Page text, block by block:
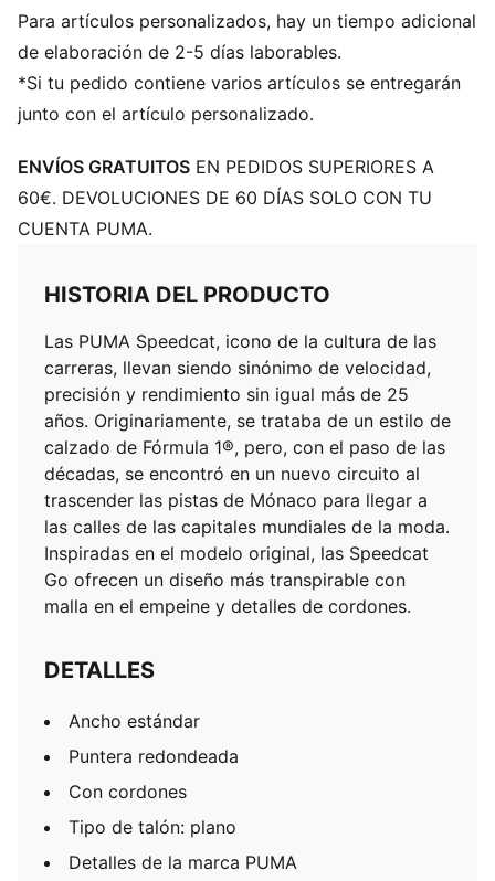
Para artículos personalizados, hay un tiempo adicional
de elaboración de 2-5 días laborables.
*Si tu pedido contiene varios artículos se entregarán
junto con el artículo personalizado.
ENVÍOS GRATUITOS EN PEDIDOS SUPERIORES A
60€. DEVOLUCIONES DE 60 DÍAS SOLO CON TU
CUENTA PUMA.
HISTORIA DEL PRODUCTO
Las PUMA Speedcat, icono de la cultura de las
carreras, llevan siendo sinónimo de velocidad,
precisión y rendimiento sin igual más de 25
años. Originariamente, se trataba de un estilo de
calzado de Fórmula 1®, pero, con el paso de las
décadas, se encontró en un nuevo circuito al
trascender las pistas de Mónaco para llegar a
las calles de las capitales mundiales de la moda.
Inspiradas en el modelo original, las Speedcat
Go ofrecen un diseño más transpirable con
malla en el empeine y detalles de cordones.
DETALLES
Ancho estándar
Puntera redondeada
Con cordones
Tipo de talón: plano
Detalles de la marca PUMA